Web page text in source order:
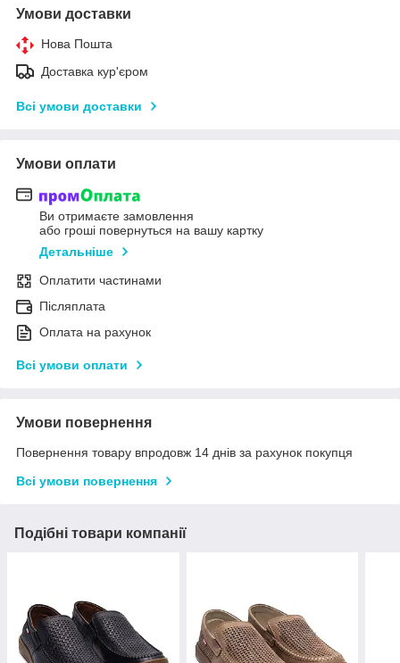
Умови доставки
Нова Пошта
Доставка кур'єром
Всі умови доставки
Умови оплати
Ви отримаєте замовлення
або гроші повернуться на вашу картку
Детальніше
Оплатити частинами
Післяплата
Оплата на рахунок
Всі умови оплати
Умови повернення
Повернення товару впродовж 14 днів за рахунок покупця
Всі умови повернення
Подібні товари компанії